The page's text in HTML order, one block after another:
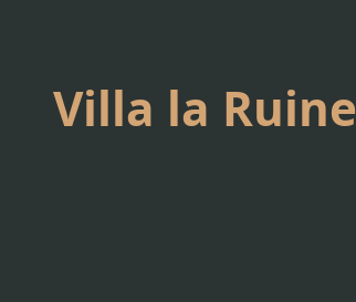
Villa la Ruine